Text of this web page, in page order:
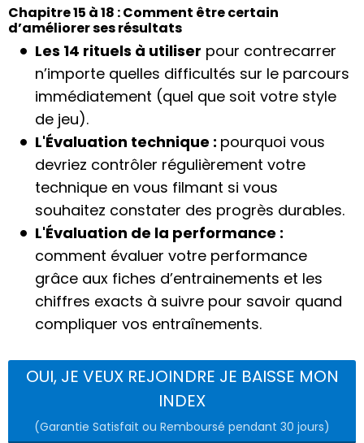
Chapitre 15 à 18 : Comment être certain
d’améliorer ses résultats
Les 14 rituels à utiliser pour contrecarrer
n’importe quelles difficultés sur le parcours
immédiatement (quel que soit votre style
de jeu).
L'Évaluation technique : pourquoi vous
devriez contrôler régulièrement votre
technique en vous filmant si vous
souhaitez constater des progrès durables.
L'Évaluation de la performance :
comment évaluer votre performance
grâce aux fiches d’entrainements et les
chiffres exacts à suivre pour savoir quand
compliquer vos entraînements.
OUI, JE VEUX REJOINDRE JE BAISSE MON
INDEX
(Garantie Satisfait ou Remboursé pendant 30 jours)